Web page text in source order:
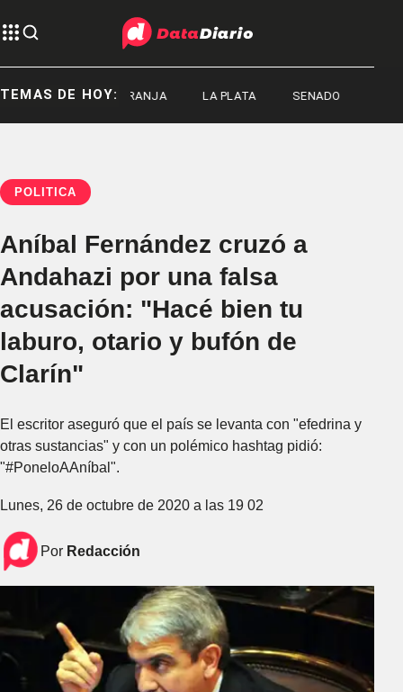
TEMAS DE HOY:
ALERTA NARANJA LA PLATA SENADO
POLÍTICA
Aníbal Fernández cruzó a
Andahazi por una falsa
acusación: "Hacé bien tu
laburo, otario y bufón de
Clarín"
El escritor aseguró que el país se levanta con "efedrina y
otras sustancias" y con un polémico hashtag pidió:
"#PoneloAAníbal".
Lunes, 26 de octubre de 2020 a las 19 02
Por Redacción